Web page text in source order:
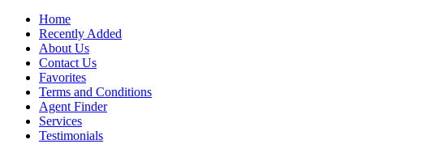
Home
Recently Added
About Us
Contact Us
Favorites
Terms and Conditions
Agent Finder
Services
Testimonials